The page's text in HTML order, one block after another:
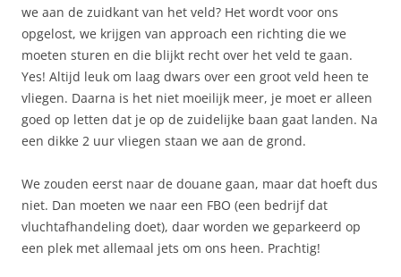
we aan de zuidkant van het veld? Het wordt voor ons
opgelost, we krijgen van approach een richting die we
moeten sturen en die blijkt recht over het veld te gaan.
Yes! Altijd leuk om laag dwars over een groot veld heen te
vliegen. Daarna is het niet moeilijk meer, je moet er alleen
goed op letten dat je op de zuidelijke baan gaat landen. Na
een dikke 2 uur vliegen staan we aan de grond.
We zouden eerst naar de douane gaan, maar dat hoeft dus
niet. Dan moeten we naar een FBO (een bedrijf dat
vluchtafhandeling doet), daar worden we geparkeerd op
een plek met allemaal jets om ons heen. Prachtig!